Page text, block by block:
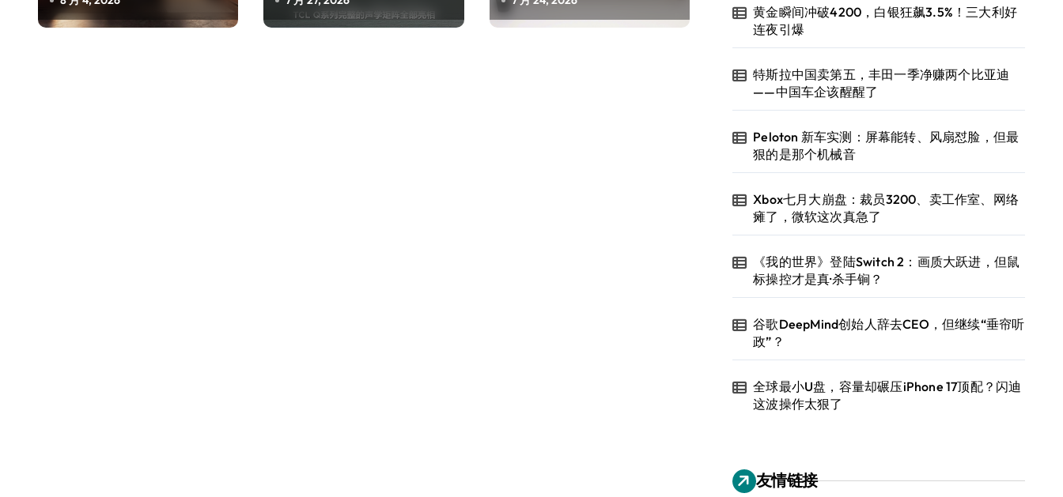
牌桌
黄金瞬间冲破4200，白银狂飙3.5%！三大利好
连夜引爆
特斯拉中国卖第五，丰田一季净赚两个比亚迪
——中国车企该醒醒了
Peloton 新车实测：屏幕能转、风扇怼脸，但最
狠的是那个机械音
Xbox七月大崩盘：裁员3200、卖工作室、网络
瘫了，微软这次真急了
《我的世界》登陆Switch 2：画质大跃进，但鼠
标操控才是真·杀手锏？
谷歌DeepMind创始人辞去CEO，但继续“垂帘听
政”？
全球最小U盘，容量却碾压iPhone 17顶配？闪迪
这波操作太狠了
友情链接